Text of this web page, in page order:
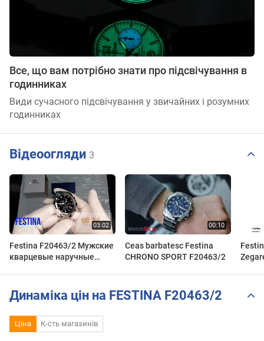
Все, що вам потрібно знати про підсвічування в
годинниках
Види сучасного підсвічування у звичайних і розумних
годинниках
Відеоогляди 3
Festina F20463/2 Мужские
кварцевые наручные
времени и датой
Ceas barbatesc Festina
CHRONO SPORT F20463/2
Динаміка цін на FESTINA F20463/2
Ціна К-сть магазинів